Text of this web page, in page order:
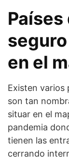
Países
en el
Existen varios
son tan
situar en el
pandemia
tienen las
cerrando